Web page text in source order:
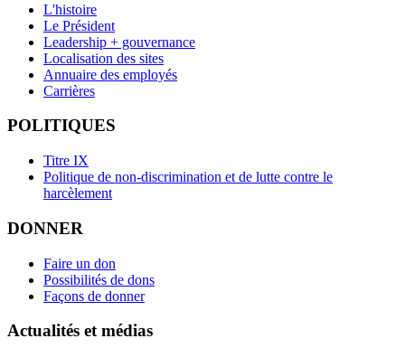
L'histoire
Le Président
Leadership + gouvernance
Localisation des sites
Annuaire des employés
Carrières
POLITIQUES
Titre IX
Politique de non-discrimination et de lutte contre le
harcèlement
DONNER
Faire un don
Possibilités de dons
Façons de donner
Actualités et médias